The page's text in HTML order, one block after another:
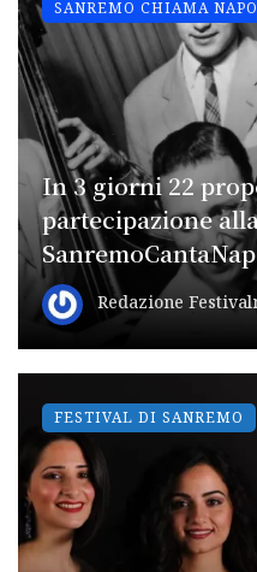
In 3 giorni 22
partecipazione
Redazione
SANREMO CHIAMA
FESTIVAL DI SANREMO